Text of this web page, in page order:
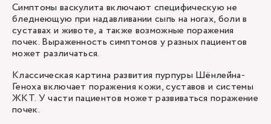
Симптомы васкулита включают специфическую не
бледнеющую при надавливании сыпь на ногах, боли в
суставах и животе, а также возможные поражения
почек. Выраженность симптомов у разных пациентов
может различаться.
Классическая картина развития пурпуры Шёнлейна-
Геноха включает поражения кожи, суставов и системы
ЖКТ. У части пациентов может развиваться поражение
почек.